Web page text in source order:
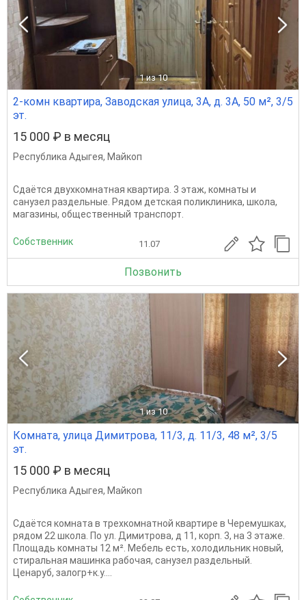
1 из 10
2-комн квартира, Заводская улица, 3А, д. 3А, 50 м², 3/5
эт.
15 000 ₽ в месяц
Республика Адыгея, Майкоп
Сдаётся двухкомнатная квартира. 3 этаж, комнаты и
санузел раздельные. Рядом детская поликлиника, школа,
магазины, общественный транспорт.
Собственник 11.07
Позвонить
1 из 10
Комната, улица Димитрова, 11/3, д. 11/3, 48 м², 3/5
эт.
15 000 ₽ в месяц
Республика Адыгея, Майкоп
Сдаётся комната в трехкомнатной квартире в Черемушках,
рядом 22 школа. По ул. Димитрова, д 11, корп. 3, на 3 этаже.
Площадь комнаты 12 м². Мебель есть, холодильник новый,
стиральная машинка рабочая, санузел раздельный.
Ценаруб, залогр+к.у....